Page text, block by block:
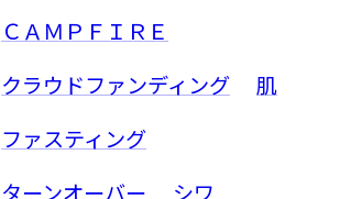
ＣＡＭＰＦＩＲＥ
クラウドファンディング
肌
ファスティング
ターンオーバー
シワ